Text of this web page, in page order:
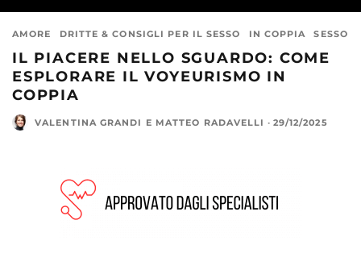
AMORE DRITTE & CONSIGLI PER IL SESSO IN COPPIA SESSO
IL PIACERE NELLO SGUARDO: COME
ESPLORARE IL VOYEURISMO IN
COPPIA
VALENTINA GRANDI E MATTEO RADAVELLI · 29/12/2025